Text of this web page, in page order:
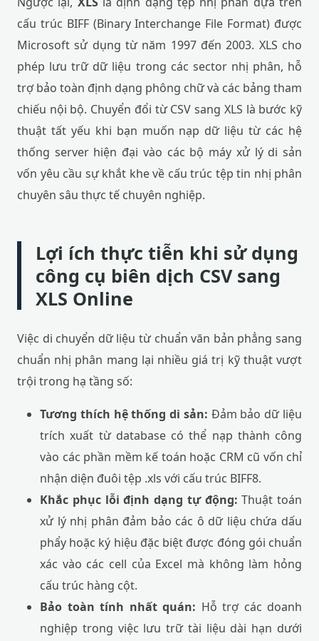
cấu trúc BIFF (Binary Interchange File Format) được
Microsoft sử dụng từ năm 1997 đến 2003. XLS cho
phép lưu trữ dữ liệu trong các sector nhị phân, hỗ
trợ bảo toàn định dạng phông chữ và các bảng tham
chiếu nội bộ. Chuyển đổi từ CSV sang XLS là bước kỹ
thuật tất yếu khi bạn muốn nạp dữ liệu từ các hệ
thống server hiện đại vào các bộ máy xử lý di sản
vốn yêu cầu sự khắt khe về cấu trúc tệp tin nhị phân
chuyên sâu thực tế chuyên nghiệp.
Lợi ích thực tiễn khi sử dụng
công cụ biên dịch CSV sang
XLS Online
Việc di chuyển dữ liệu từ chuẩn văn bản phẳng sang
chuẩn nhị phân mang lại nhiều giá trị kỹ thuật vượt
trội trong hạ tầng số:
Tương thích hệ thống di sản: Đảm bảo dữ liệu
trích xuất từ database có thể nạp thành công
vào các phần mềm kế toán hoặc CRM cũ vốn chỉ
nhận diện đuôi tệp .xls với cấu trúc BIFF8.
Khắc phục lỗi định dạng tự động: Thuật toán
xử lý nhị phân đảm bảo các ô dữ liệu chứa dấu
phẩy hoặc ký hiệu đặc biệt được đóng gói chuẩn
xác vào các cell của Excel mà không làm hỏng
cấu trúc hàng cột.
Bảo toàn tính nhất quán: Hỗ trợ các doanh
nghiệp trong việc lưu trữ tài liệu dài hạn dưới